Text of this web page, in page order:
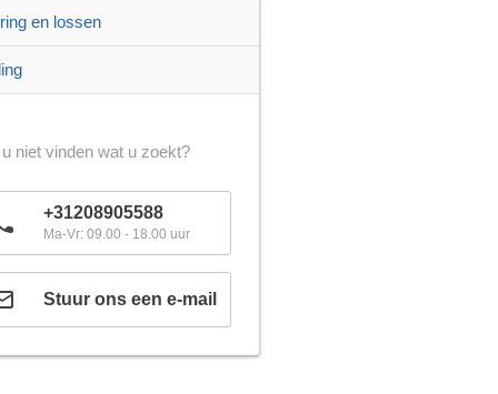
en lossen
niet vinden wat u zoekt?
+31208905588
Ma-Vr: 09.00 - 18.00 uur
Stuur ons een e-mail